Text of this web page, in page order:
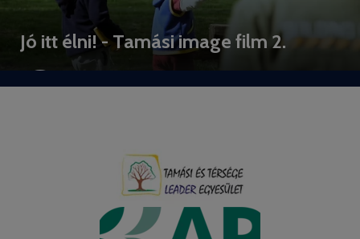
Jó itt élni! - Tamási image film 2.